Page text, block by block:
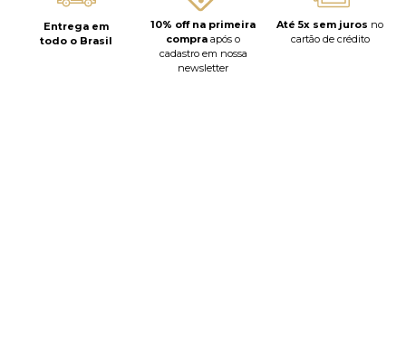
Entrega em
todo o Brasil
10% off na primeira
compra após o
cadastro em nossa
newsletter
Até 5x sem juros no
cartão de crédito